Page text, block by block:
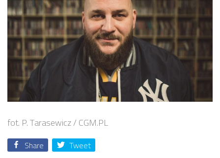
fot. P. Tarasewicz / CGM.PL
Share Tweet